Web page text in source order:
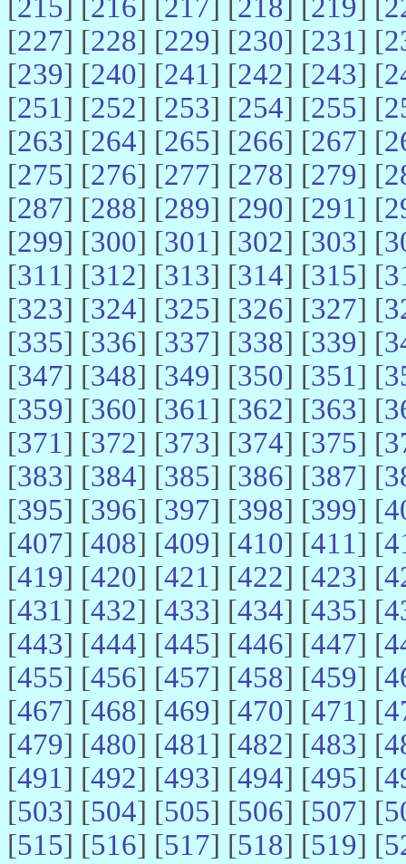
[215] [216] [217] [218] [219] [
[227] [228] [229] [230] [231] [
[239] [240] [241] [242] [243] [
[251] [252] [253] [254] [255] [
[263] [264] [265] [266] [267] [
[275] [276] [277] [278] [279] [
[287] [288] [289] [290] [291] [
[299] [300] [301] [302] [303] [
[311] [312] [313] [314] [315] [
[323] [324] [325] [326] [327] [
[335] [336] [337] [338] [339] [
[347] [348] [349] [350] [351] [
[359] [360] [361] [362] [363] [
[371] [372] [373] [374] [375] [
[383] [384] [385] [386] [387] [
[395] [396] [397] [398] [399] [
[407] [408] [409] [410] [411] [
[419] [420] [421] [422] [423] [
[431] [432] [433] [434] [435] [
[443] [444] [445] [446] [447] [
[455] [456] [457] [458] [459] [
[467] [468] [469] [470] [471] [
[479] [480] [481] [482] [483] [
[491] [492] [493] [494] [495] [
[503] [504] [505] [506] [507] [
[515] [516] [517] [518] [519] [